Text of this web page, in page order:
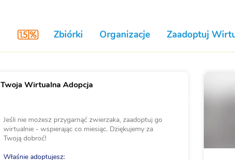
Zbiórki Organizacje Zaadoptuj
Twoja Wirtualna Adopcja
Jeśli nie możesz przygarnąć zwierzaka, zaadoptuj go
wirtualnie - wspierając co miesiąc. Dziękujemy za
Twoją dobroć!
Właśnie adoptujesz: